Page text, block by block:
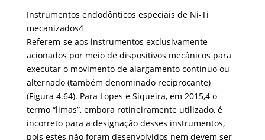
Instrumentos endodônticos especiais de Ni-Ti
mecanizados4
Referem-se aos instrumentos exclusivamente
acionados por meio de dispositivos mecânicos para
executar o movimento de alargamento contínuo ou
alternado (também denominado reciprocante)
(Figura 4.64). Para Lopes e Siqueira, em 2015,4 o
termo “limas”, embora rotineiramente utilizado, é
incorreto para a designação desses instrumentos,
pois estes não foram desenvolvidos nem devem ser